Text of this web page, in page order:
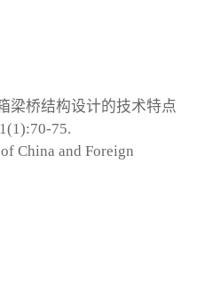
梁桥结构设计的技术特点
75.
China and Foreign